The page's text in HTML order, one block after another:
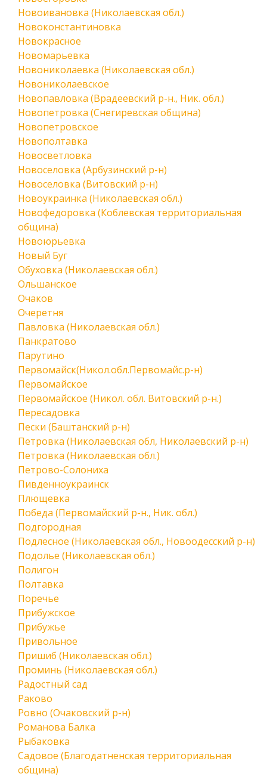
Новоивановка (Николаевская обл.)
Новоконстантиновка
Новокрасное
Новомарьевка
Новониколаевка (Николаевская обл.)
Новониколаевское
Новопавловка (Врадеевский р-н., Ник. обл.)
Новопетровка (Снегиревская община)
Новопетровское
Новополтавка
Новосветловка
Новоселовка (Арбузинский р-н)
Новоселовка (Витовский р-н)
Новоукраинка (Николаевская обл.)
Новофедоровка (Коблевская территориальная
община)
Новоюрьевка
Новый Буг
Обуховка (Николаевская обл.)
Ольшанское
Очаков
Очеретня
Павловка (Николаевская обл.)
Панкратово
Парутино
Первомайск(Никол.обл.Первомайс.р-н)
Первомайское
Первомайское (Никол. обл. Витовский р-н.)
Пересадовка
Пески (Баштанский р-н)
Петровка (Николаевская обл, Николаевский р-н)
Петровка (Николаевская обл.)
Петрово-Солониха
Пивденноукраинск
Плющевка
Победа (Первомайский р-н., Ник. обл.)
Подгородная
Подлесное (Николаевская обл., Новоодесский р-н)
Подолье (Николаевская обл.)
Полигон
Полтавка
Поречье
Прибужское
Прибужье
Привольное
Пришиб (Николаевская обл.)
Проминь (Николаевская обл.)
Радостный сад
Раково
Ровно (Очаковский р-н)
Романова Балка
Рыбаковка
Садовое (Благодатненская территориальная
община)